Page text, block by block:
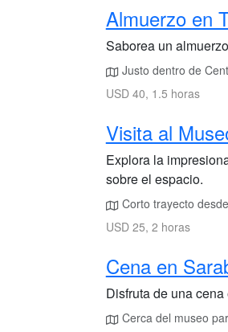
Almuerzo en
Saborea un
Justo dentro de
USD 40, 1.5 horas
Visita al
Explora la
sobre el espacio.
Corto trayecto
USD 25, 2 horas
Cena en
Disfruta de una
Cerca del museo